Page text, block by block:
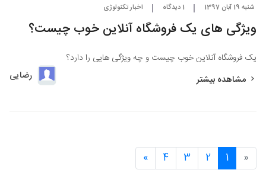
شنبه 19 آبان 1397 1 دیدگاه اخبار تکنولوژی
ویژگی های یک فروشگاه آنلاین خوب چیست؟
یک فروشگاه آنلاین خوب چیست و چه ویژگی هایی را دارد؟
مشاهده بیشتر
رضایی
«
1
2
3
4
»